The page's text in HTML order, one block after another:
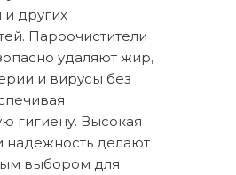
и других
Пароочистители
удаляют жир,
и вирусы без
гигиену. Высокая
надежность делают
выбором для